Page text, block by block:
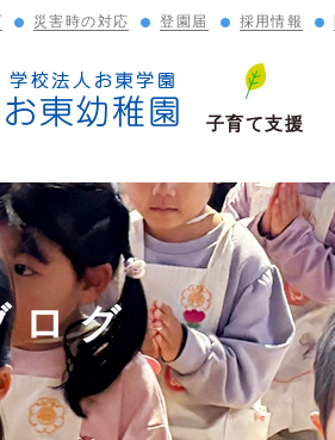
災害時の対応 登園届 採用情報
子育て支援
ログ